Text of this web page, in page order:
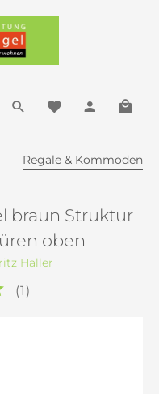
Regale & Kommoden
braun Struktur
oben
Haller
(1 )